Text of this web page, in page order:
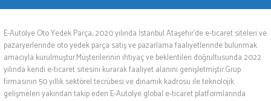
E-Autolye Oto Yedek Parça, 2020 yılında İstanbul Ataşehir’de e-ticaret siteleri ve
pazaryerlerinde oto yedek parça satış ve pazarlama faaliyetlerinde bulunmak
amacıyla kurulmuştur.Müşterilerinin ihtiyaç ve beklentileri doğrultusunda 2022
yılında kendi e-ticaret sitesini kurarak faaliyet alanını genişletmiştir.Grup
firmasının 50 yıllık sektörel tecrübesi ve dinamik kadrosu ile teknolojik
gelişmeleri yakından takip eden E-Autolye global e-ticaret platformlarında